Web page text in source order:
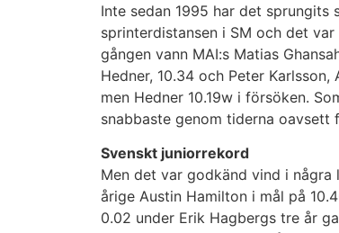
Inte sedan 1995 har det
sprinterdistansen i SM och det
gången vann MAI:s Matias
Hedner, 10.34 och Peter
men Hedner 10.19w i försöken.
snabbaste genom tiderna oavsett
Svenskt juniorrekord
Men det var godkänd vind i
årige Austin Hamilton i mål på
0.02 under Erik Hagbergs tre år